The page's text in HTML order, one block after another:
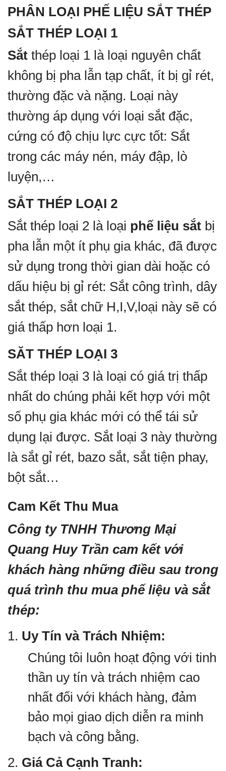
PHÂN LOẠI PHẾ LIỆU SẮT THÉP
SẮT THÉP LOẠI 1
Sắt thép loại 1 là loại nguyên chất
không bị pha lẫn tạp chất, ít bị gỉ rét,
thường đặc và nặng. Loại này
thường áp dụng với loại sắt đặc,
cứng có độ chịu lực cực tốt: Sắt
trong các máy nén, máy đập, lò
luyện,…
SẮT THÉP LOẠI 2
Sắt thép loại 2 là loại phế liệu sắt bị
pha lẫn một ít phụ gia khác, đã được
sử dụng trong thời gian dài hoặc có
dấu hiệu bị gỉ rét: Sắt công trình, dây
sắt thép, sắt chữ H,I,V,loại này sẽ có
giá thấp hơn loại 1.
SĂT THÉP LOẠI 3
Sắt thép loại 3 là loại có giá trị thấp
nhất do chúng phải kết hợp với một
số phụ gia khác mới có thể tái sử
dụng lại được. Sắt loại 3 này thường
là sắt gỉ rét, bazo sắt, sắt tiện phay,
bột sắt…
Cam Kết Thu Mua
Công ty TNHH Thương Mại
Quang Huy Trần cam kết với
khách hàng những điều sau trong
quá trình thu mua phế liệu và sắt
thép:
1. Uy Tín và Trách Nhiệm:
Chúng tôi luôn hoạt động với tinh
thần uy tín và trách nhiệm cao
nhất đối với khách hàng, đảm
bảo mọi giao dịch diễn ra minh
bạch và công bằng.
2. Giá Cả Cạnh Tranh: